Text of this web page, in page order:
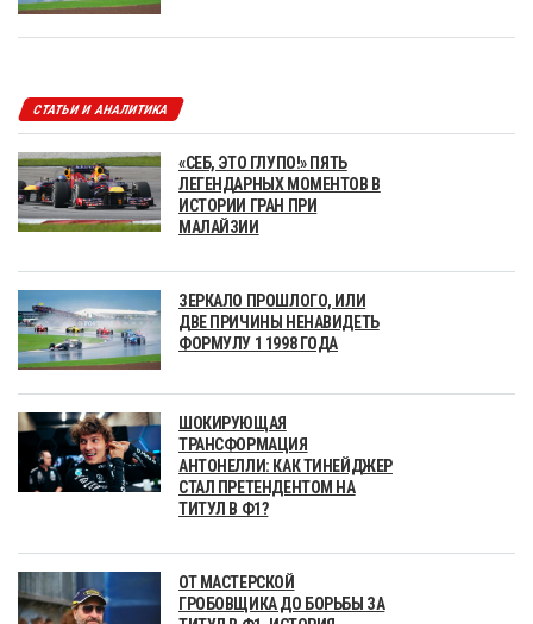
СТАТЬИ И АНАЛИТИКА
«СЕБ, ЭТО ГЛУПО!» ПЯТЬ
ЛЕГЕНДАРНЫХ МОМЕНТОВ В
ИСТОРИИ ГРАН ПРИ
МАЛАЙЗИИ
ЗЕРКАЛО ПРОШЛОГО, ИЛИ
ДВЕ ПРИЧИНЫ НЕНАВИДЕТЬ
ФОРМУЛУ 1 1998 ГОДА
ШОКИРУЮЩАЯ
ТРАНСФОРМАЦИЯ
АНТОНЕЛЛИ: КАК ТИНЕЙДЖЕР
СТАЛ ПРЕТЕНДЕНТОМ НА
ТИТУЛ В Ф1?
ОТ МАСТЕРСКОЙ
ГРОБОВЩИКА ДО БОРЬБЫ ЗА